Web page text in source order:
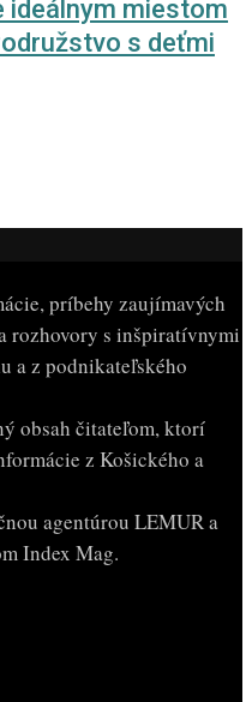
ideálnym miestom
s deťmi
príbehy zaujímavých
rozhovory s inšpiratívnymi
a z podnikateľského
obsah čitateľom, ktorí
z Košického a
agentúrou LEMUR a
Index Mag.